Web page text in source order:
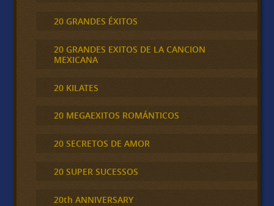
20 GRANDES ÉXITOS
20 GRANDES EXITOS DE LA CANCION
MEXICANA
20 KILATES
20 MEGAEXITOS ROMÁNTICOS
20 SECRETOS DE AMOR
20 SUPER SUCESSOS
20th ANNIVERSARY